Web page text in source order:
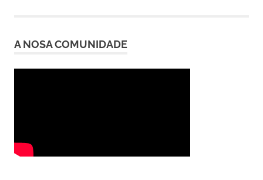
A NOSA COMUNIDADE